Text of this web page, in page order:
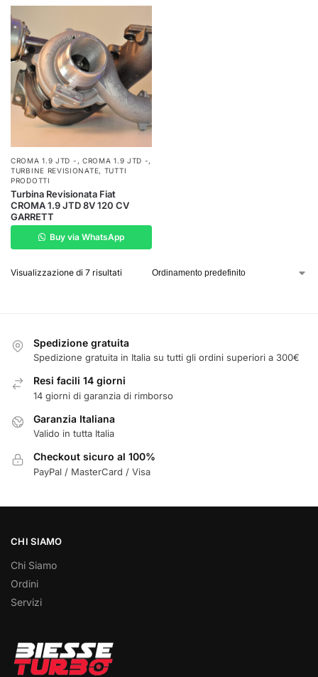
CROMA 1.9 JTD - , CROMA 1.9 JTD -,
TURBINE REVISIONATE, TUTTI
PRODOTTI
Turbina Revisionata Fiat
CROMA 1.9 JTD 8V 120 CV
GARRETT
Buy via WhatsApp
Visualizzazione di 7 risultati
Spedizione gratuita
Spedizione gratuita in Italia su tutti gli ordini superiori a 300€
Resi facili 14 giorni
14 giorni di garanzia di rimborso
Garanzia Italiana
Valido in tutta Italia
Checkout sicuro al 100%
PayPal / MasterCard / Visa
CHI SIAMO
Chi Siamo
Ordini
Servizi